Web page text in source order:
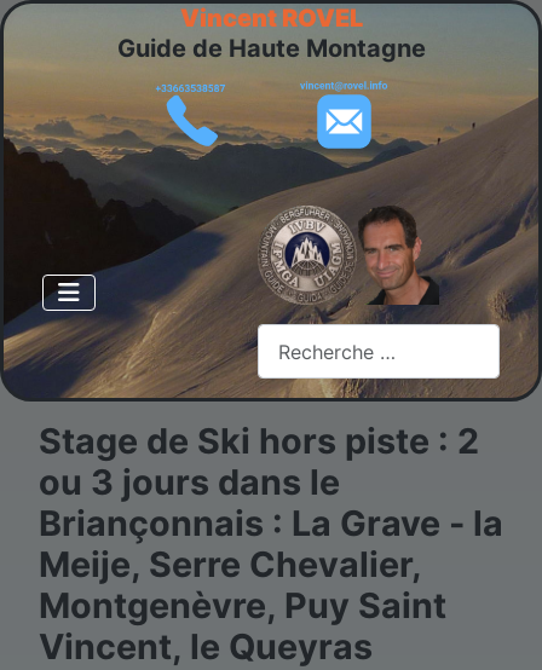
Vincent ROVEL
Guide de Haute Montagne
Rechercher
Stage de Ski hors piste : 2
ou 3 jours dans le
Briançonnais : La Grave - la
Meije, Serre Chevalier,
Montgenèvre, Puy Saint
Vincent, le Queyras